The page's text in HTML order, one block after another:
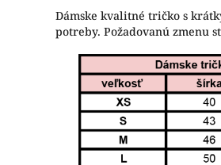
Dámske kvalitné tričko s
potreby. Požadovanú zmenu